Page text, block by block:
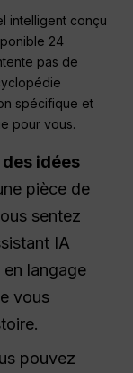
intelligent conçu
24
pas de
spécifique et
pour vous.
idées
pièce de
sentez
IA
langage
vous
pouvez